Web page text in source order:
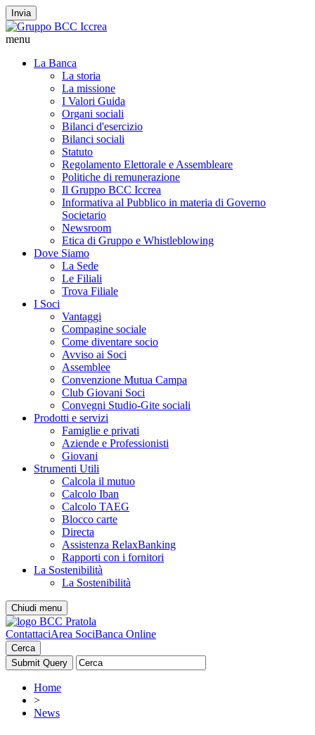
Invia
menu
La Banca
La storia
La missione
I Valori Guida
Organi sociali
Bilanci d'esercizio
Bilanci sociali
Statuto
Regolamento Elettorale e Assembleare
Politiche di remunerazione
Il Gruppo BCC Iccrea
Informativa al Pubblico in materia di Governo
Societario
Newsroom
Etica di Gruppo e Whistleblowing
Dove Siamo
La Sede
Le Filiali
Trova Filiale
I Soci
Vantaggi
Compagine sociale
Come diventare socio
Avviso ai Soci
Assemblee
Convenzione Mutua Campa
Club Giovani Soci
Convegni Studio-Gite sociali
Prodotti e servizi
Famiglie e privati
Aziende e Professionisti
Giovani
Strumenti Utili
Calcola il mutuo
Calcolo Iban
Calcolo TAEG
Blocco carte
Directa
Assistenza RelaxBanking
Rapporti con i fornitori
La Sostenibilità
La Sostenibilità
Chiudi menu
ContattaciArea SociBanca Online
Cerca
Home
>
News